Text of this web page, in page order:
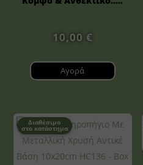
10,00 €
Αγορά
Διαθέσιμο
στο κατάστημα